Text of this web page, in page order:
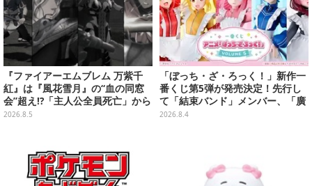
『ファイアーエムブレム 万紫千
紅』は『風花雪月』の“血の同窓
会”超え!?「主人公全員死亡」から
始まる物語は、様々なシリーズ作
2026.8.5
「ぼっち・ざ・ろっく！」新作一
番くじ第5弾が発売決定！先行し
て「結束バンド」メンバー、「廣
井きくり」のメイド衣装フィギュ
2026.8.4